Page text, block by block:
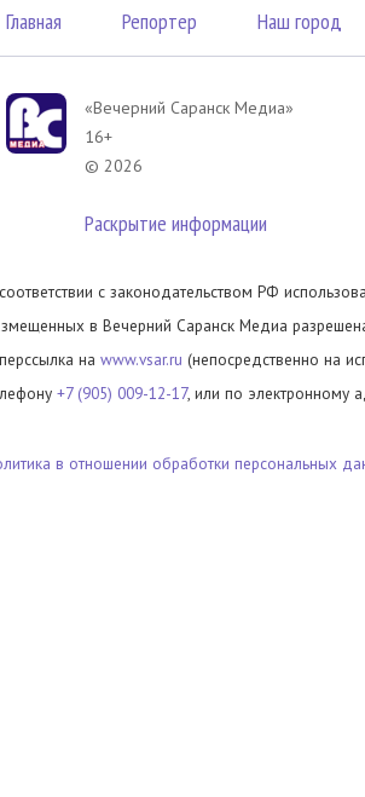
Главная Репортер Наш город
«Вечерний Саранск Mедиа»
16+
© 2026
Раскрытие информации
с законодательством РФ
в Вечерний Саранск Медиа
на www.vsar.ru (непосредственно на
+7 (905) 009-12-17, или по электронному
в отношении обработки персональных